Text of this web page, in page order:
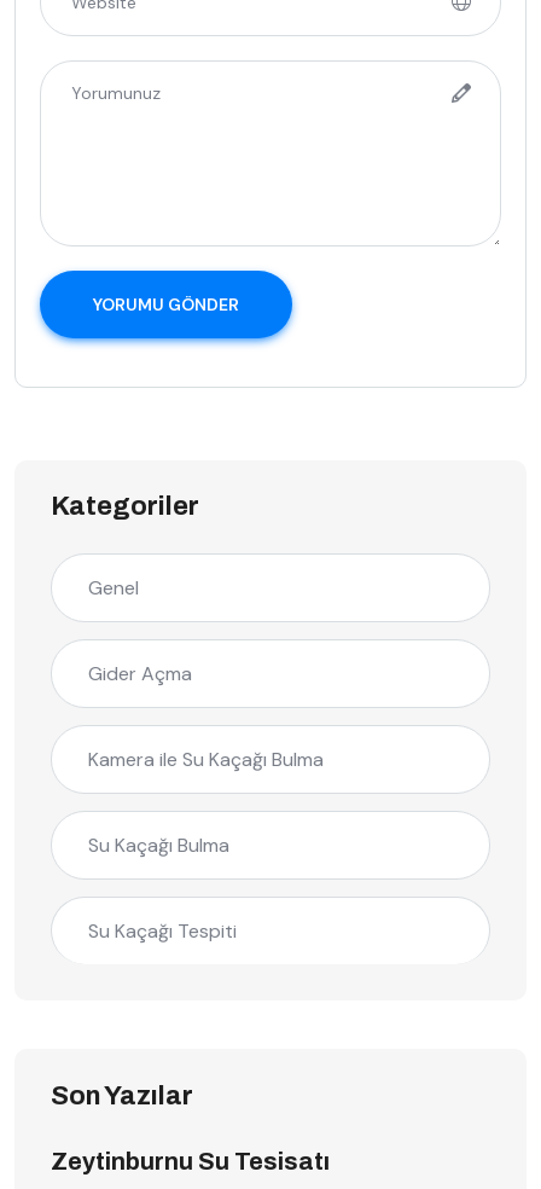
YORUMU GÖNDER
Kategoriler
Genel
Gider Açma
Kamera ile Su Kaçağı Bulma
Su Kaçağı Bulma
Su Kaçağı Tespiti
Son Yazılar
Zeytinburnu Su Tesisatı